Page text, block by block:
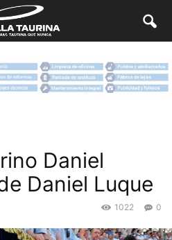
Daniel
Daniel Luque
0
1022